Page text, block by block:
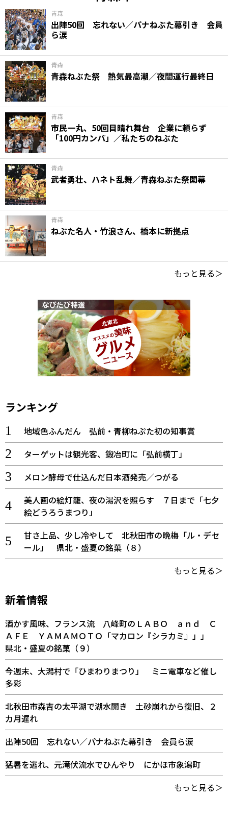
青森
出陣50回 忘れない／パナねぶた幕引き 会員
ら涙
青森
青森ねぶた祭 熱気最高潮／夜間運行最終日
青森
市民一丸、50回目晴れ舞台 企業に頼らず
「100円カンパ」／私たちのねぶた
青森
武者勇壮、ハネト乱舞／青森ねぶた祭開幕
青森
ねぶた名人・竹浪さん、橋本に新拠点
もっと見る＞
ランキング
地域色ふんだん 弘前・青柳ねぷた初の知事賞
ターゲットは観光客、鍛冶町に「弘前横丁」
メロン酵母で仕込んだ日本酒発売／つがる
美人画の絵灯籠、夜の湯沢を照らす ７日まで「七夕
絵どうろうまつり」
甘さ上品、少し冷やして 北秋田市の晩梅「ル・デセ
ール」 県北・盛夏の銘菓（８）
もっと見る＞
新着情報
酒かす風味、フランス流 八峰町のＬＡＢＯ ａｎｄ Ｃ
ＡＦＥ ＹＡＭＡＭＯＴＯ「マカロン『シラカミ』」」
県北・盛夏の銘菓（９）
今週末、大潟村で「ひまわりまつり」 ミニ電車など催し
多彩
北秋田市森吉の太平湖で湖水開き 土砂崩れから復旧、２
カ月遅れ
出陣50回 忘れない／パナねぶた幕引き 会員ら涙
猛暑を逃れ、元滝伏流水でひんやり にかほ市象潟町
もっと見る＞